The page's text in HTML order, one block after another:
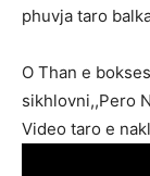
phuvja taro
O Than e
sikhlovni,,Pero
Video taro e